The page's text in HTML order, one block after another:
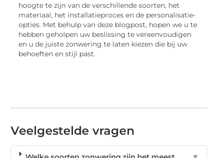
hoogte te zijn van de verschillende soorten, het
materiaal, het installatieproces en de personalisatie-
opties. Met behulp van deze blogpost, hopen we u te
hebben geholpen uw beslissing te vereenvoudigen
en u de juiste zonwering te laten kiezen die bij uw
behoeften en stijl past.
Veelgestelde vragen